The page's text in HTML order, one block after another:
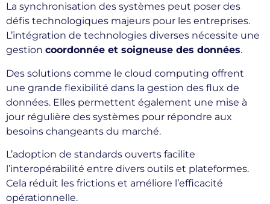
La synchronisation des systèmes peut poser des
défis technologiques majeurs pour les entreprises.
L’intégration de technologies diverses nécessite une
gestion coordonnée et soigneuse des données.
Des solutions comme le cloud computing offrent
une grande flexibilité dans la gestion des flux de
données. Elles permettent également une mise à
jour régulière des systèmes pour répondre aux
besoins changeants du marché.
L’adoption de standards ouverts facilite
l’interopérabilité entre divers outils et plateformes.
Cela réduit les frictions et améliore l’efficacité
opérationnelle.